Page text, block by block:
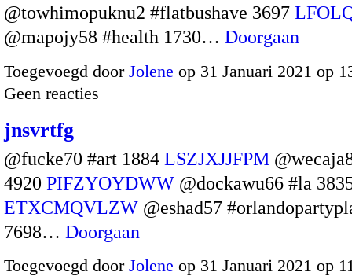
@towhimopuknu2 #flatbushave 3697
@mapojy58 #health 1730… Doorgaan
Toegevoegd door Jolene op 31 Januari 2021 op
Geen reacties
jnsvrtfg
@fucke70 #art 1884 LSZJXJJFPM
4920 PIFZYOYDWW @dockawu66 #la
ETXCMQVLZW @eshad57
7698… Doorgaan
Toegevoegd door Jolene op 31 Januari 2021 op